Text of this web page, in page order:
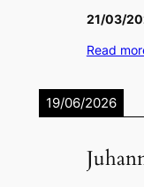
21/03/
Read
19/06/2026